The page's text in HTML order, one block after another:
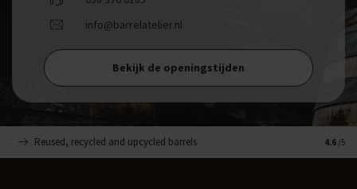
info@barrelatelier.nl
Bekijk de openingstijden
Reused, recycled and upcycled barrels 4.6 /5